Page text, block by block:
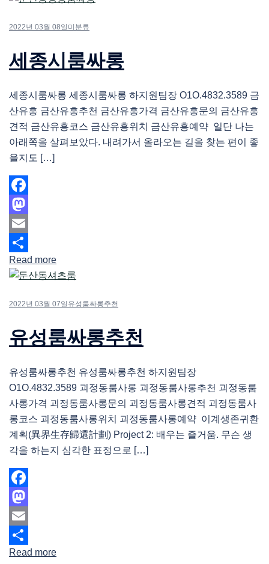
2022년 03월 08일 미분류
세종시룸싸롱
세종시룸싸롱 세종시룸싸롱 하지원팀장 O1O.4832.3589 금
산유흥 금산유흥추천 금산유흥가격 금산유흥문의 금산유흥
견적 금산유흥코스 금산유흥위치 금산유흥예약 일단 나는
아래쪽을 살펴보았다. 내려가서 올라오는 길을 찾는 편이 좋
을지도 […]
Facebook
Mastodon
Email
Share
Read more
2022년 03월 07일 유성룸싸롱추천
유성룸싸롱추천
유성룸싸롱추천 유성룸싸롱추천 하지원팀장
O1O.4832.3589 괴정동룸사롱 괴정동룸사롱추천 괴정동룸
사롱가격 괴정동룸사롱문의 괴정동룸사롱견적 괴정동룸사
롱코스 괴정동룸사롱위치 괴정동룸사롱예약 이계생존귀환
계획(異界生存歸還計劃) Project 2: 배우는 즐거움. 무슨 생
각을 하는지 심각한 표정으로 […]
Facebook
Mastodon
Email
Share
Read more